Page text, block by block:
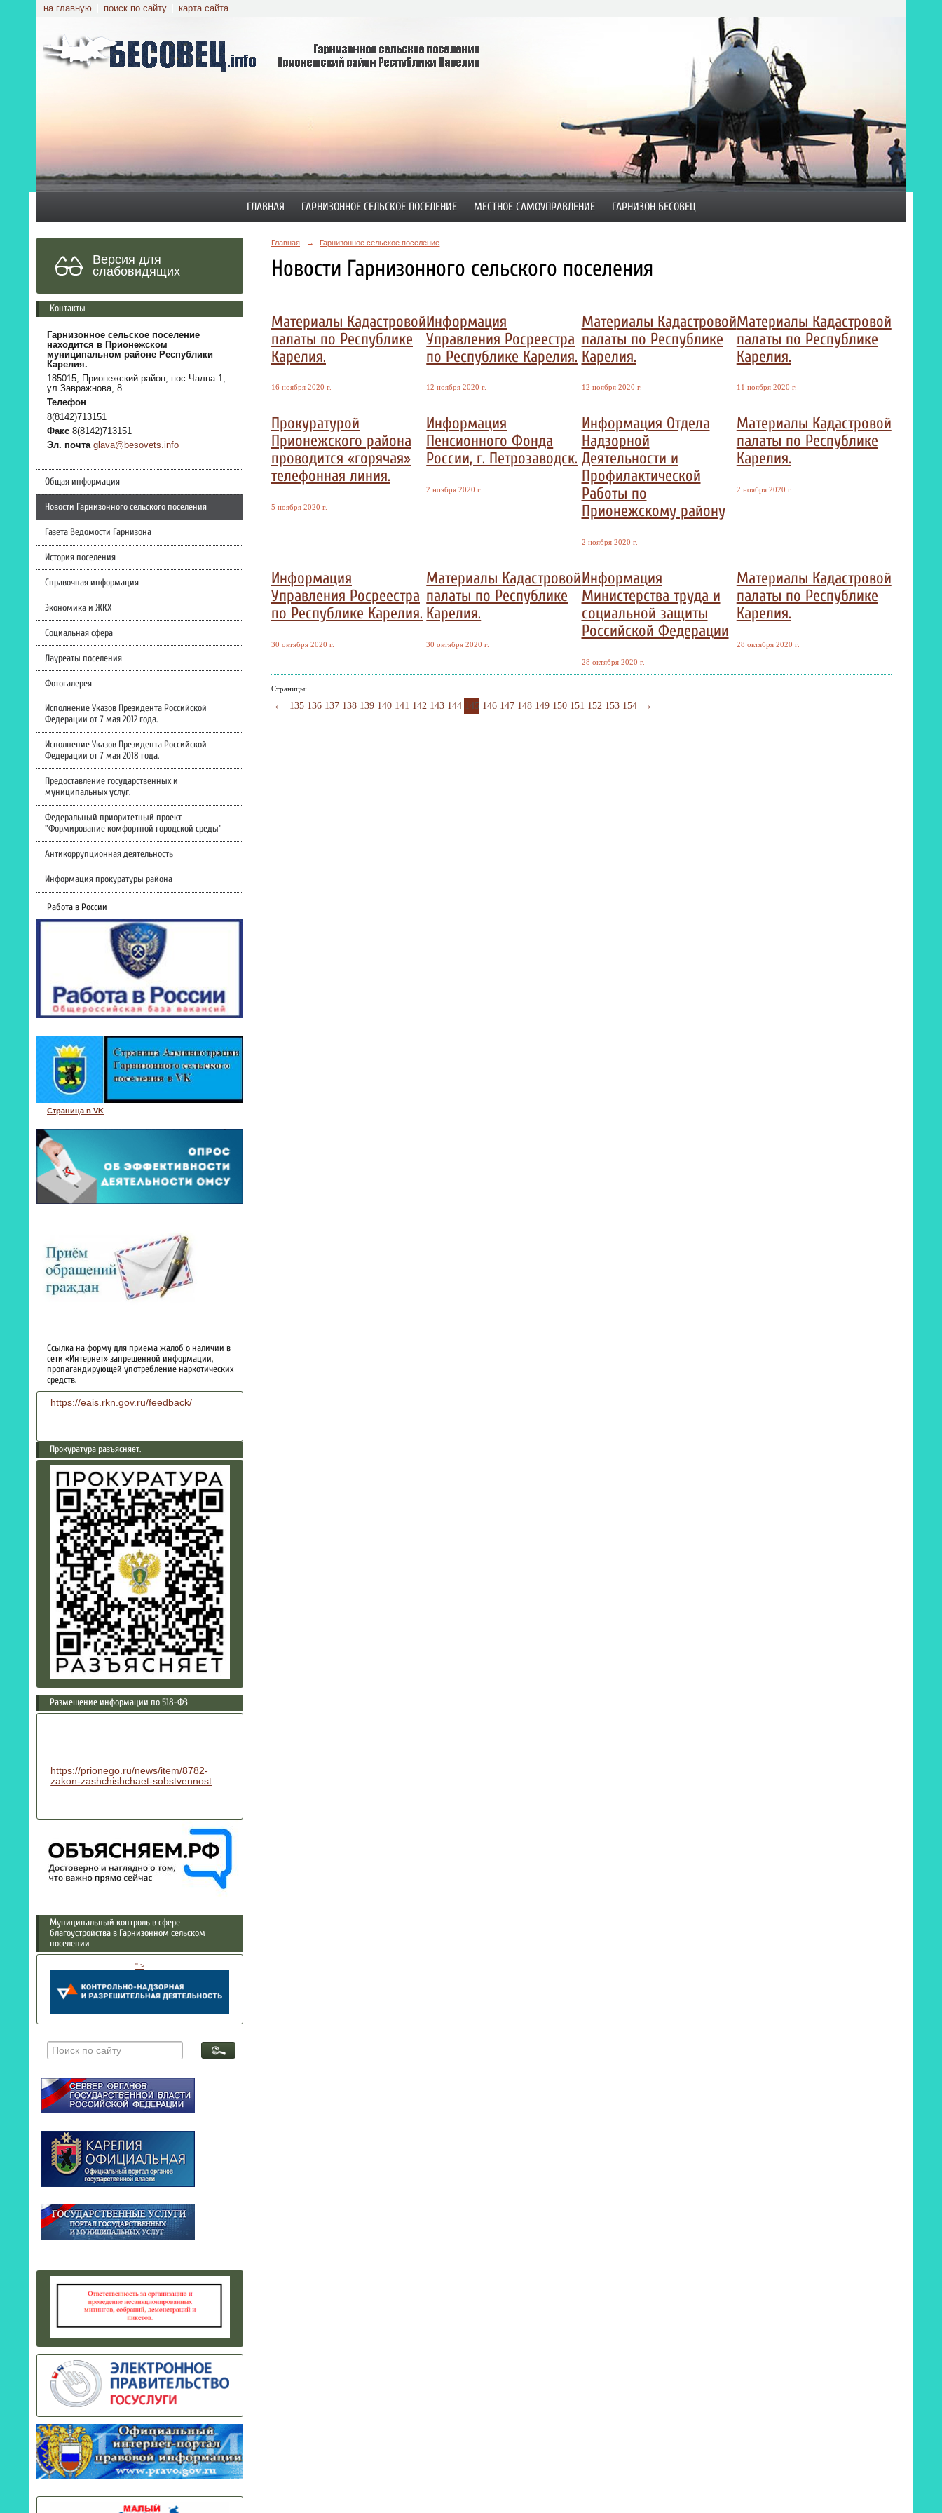
на главную поиск по сайту карта сайта
ГЛАВНАЯ ГАРНИЗОННОЕ СЕЛЬСКОЕ ПОСЕЛЕНИЕ МЕСТНОЕ САМОУПРАВЛЕНИЕ ГАРНИЗОН БЕСОВЕЦ
Версия для
слабовидящих
Контакты
Гарнизонное сельское поселение
находится в Прионежском
муниципальном районе Республики
Карелия.
185015, Прионежский район, пос.Чална-1,
ул.Завражнова, 8
Телефон
8(8142)713151
Факс 8(8142)713151
Эл. почта glava@besovets.info
Общая информация
Новости Гарнизонного сельского поселения
Газета Ведомости Гарнизона
История поселения
Справочная информация
Экономика и ЖКХ
Социальная сфера
Лауреаты поселения
Фотогалерея
Исполнение Указов Президента Российской
Федерации от 7 мая 2012 года.
Исполнение Указов Президента Российской
Федерации от 7 мая 2018 года.
Предоставление государственных и
муниципальных услуг.
Федеральный приоритетный проект
"Формирование комфортной городской среды"
Антикоррупционная деятельность
Информация прокуратуры района
Работа в России
Страница в VK
Ссылка на форму для приема жалоб о наличии в
сети «Интернет» запрещенной информации,
пропагандирующей употребление наркотических
средств.
https://eais.rkn.gov.ru/feedback/
Прокуратура разъясняет.
Размещение информации по 518-ФЗ
https://prionego.ru/news/item/8782-
zakon-zashchishchaet-sobstvennost
Муниципальный контроль в сфере
благоустройства в Гарнизонном сельском
поселении
" >
Главная → Гарнизонное сельское поселение
Новости Гарнизонного сельского поселения
Материалы Кадастровой
палаты по Республике
Карелия.
16 ноября 2020 г.
Информация
Управления Росреестра
по Республике Карелия.
12 ноября 2020 г.
Материалы Кадастровой
палаты по Республике
Карелия.
12 ноября 2020 г.
Материалы Кадастровой
палаты по Республике
Карелия.
11 ноября 2020 г.
Прокуратурой
Прионежского района
проводится «горячая»
телефонная линия.
5 ноября 2020 г.
Информация
Пенсионного Фонда
России, г. Петрозаводск.
2 ноября 2020 г.
Информация Отдела
Надзорной
Деятельности и
Профилактической
Работы по
Прионежскому району
2 ноября 2020 г.
Материалы Кадастровой
палаты по Республике
Карелия.
2 ноября 2020 г.
Информация
Управления Росреестра
по Республике Карелия.
30 октября 2020 г.
Материалы Кадастровой
палаты по Республике
Карелия.
30 октября 2020 г.
Информация
Министерства труда и
социальной защиты
Российской Федерации
28 октября 2020 г.
Материалы Кадастровой
палаты по Республике
Карелия.
28 октября 2020 г.
Страницы:
← 135 136 137 138 139 140 141 142 143 144 145 146 147 148 149 150 151 152 153 154 →